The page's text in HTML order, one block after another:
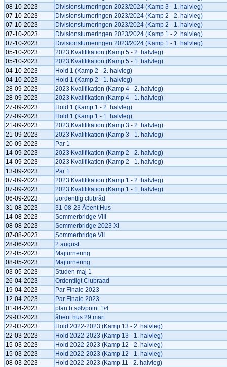
08-10-2023
Divisionsturneringen 2023/2024 (Kamp 3 - 1. halvleg)
07-10-2023
Divisionsturneringen 2023/2024 (Kamp 2 - 2. halvleg)
07-10-2023
Divisionsturneringen 2023/2024 (Kamp 2 - 1. halvleg)
07-10-2023
Divisionsturneringen 2023/2024 (Kamp 1 - 2. halvleg)
07-10-2023
Divisionsturneringen 2023/2024 (Kamp 1 - 1. halvleg)
05-10-2023
2023 Kvalifikation (Kamp 5 - 2. halvleg)
05-10-2023
2023 Kvalifikation (Kamp 5 - 1. halvleg)
04-10-2023
Hold 1 (Kamp 2 - 2. halvleg)
04-10-2023
Hold 1 (Kamp 2 - 1. halvleg)
28-09-2023
2023 Kvalifikation (Kamp 4 - 2. halvleg)
28-09-2023
2023 Kvalifikation (Kamp 4 - 1. halvleg)
27-09-2023
Hold 1 (Kamp 1 - 2. halvleg)
27-09-2023
Hold 1 (Kamp 1 - 1. halvleg)
21-09-2023
2023 Kvalifikation (Kamp 3 - 2. halvleg)
21-09-2023
2023 Kvalifikation (Kamp 3 - 1. halvleg)
20-09-2023
Par 1
14-09-2023
2023 Kvalifikation (Kamp 2 - 2. halvleg)
14-09-2023
2023 Kvalifikation (Kamp 2 - 1. halvleg)
13-09-2023
Par 1
07-09-2023
2023 Kvalifikation (Kamp 1 - 2. halvleg)
07-09-2023
2023 Kvalifikation (Kamp 1 - 1. halvleg)
06-09-2023
uordentlig clubråd
31-08-2023
31-08-23 Åbent Hus
14-08-2023
Sommerbridge VIII
08-08-2023
Sommerbridge 2023 XI
07-08-2023
Sommerbridge VII
28-06-2023
2 august
22-05-2023
Majturnering
08-05-2023
Majturnering
03-05-2023
Studen maj 1
26-04-2023
Ordentligt Clubraad
19-04-2023
Par Finale 2023
12-04-2023
Par Finale 2023
01-04-2023
plan b sølvpoint 1/4
29-03-2023
åbent hus 29 mart
22-03-2023
Hold 2022-2023 (Kamp 13 - 2. halvleg)
22-03-2023
Hold 2022-2023 (Kamp 13 - 1. halvleg)
15-03-2023
Hold 2022-2023 (Kamp 12 - 2. halvleg)
15-03-2023
Hold 2022-2023 (Kamp 12 - 1. halvleg)
08-03-2023
Hold 2022-2023 (Kamp 11 - 2. halvleg)